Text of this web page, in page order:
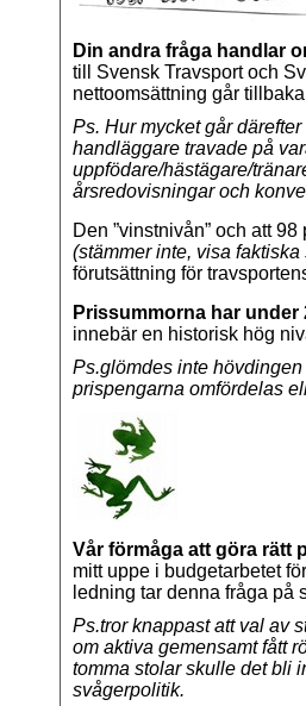
Din andra fråga handlar
till Svensk Travsport och
nettoomsättning går
Ps. Hur mycket går
handläggare travade på
uppfödare/hästägare/
årsredovisningar och
Den ”vinstnivån” och att
(stämmer inte, visa faktiska
förutsättning för
Prissummorna har under
innebär en historisk hög
Ps.glömdes inte
prispengarna omfördelas
Vår förmåga att göra rätt
mitt uppe i budgetarbetet
ledning tar denna fråga på
Ps.tror knappast att val av
om aktiva gemensamt fått
tomma stolar skulle det bli
svågerpolitik.